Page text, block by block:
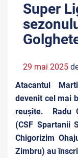
Super
29 mai 2025
Atacantul
devenit cel mai
reușite.
Radu
(CSF Spartanii
Chigorizim
Zimbru) au